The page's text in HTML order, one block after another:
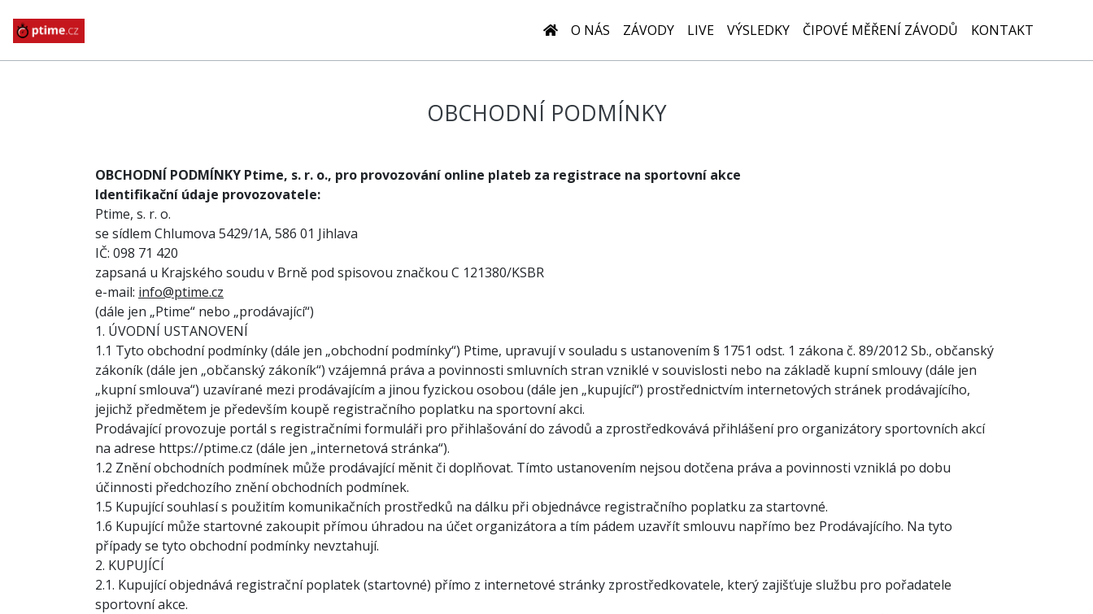
O NÁS ZÁVODY LIVE VÝSLEDKY ČIPOVÉ MĚŘENÍ ZÁVODŮ KONTAKT
OBCHODNÍ PODMÍNKY
OBCHODNÍ PODMÍNKY Ptime, s. r. o., pro provozování online plateb za registrace na sportovní akce
Identifikační údaje provozovatele:
Ptime, s. r. o.
se sídlem Chlumova 5429/1A, 586 01 Jihlava
IČ: 098 71 420
zapsaná u Krajského soudu v Brně pod spisovou značkou C 121380/KSBR
e-mail: info@ptime.cz
(dále jen „Ptime“ nebo „prodávající“)
1. ÚVODNÍ USTANOVENÍ
1.1 Tyto obchodní podmínky (dále jen „obchodní podmínky“) Ptime, upravují v souladu s ustanovením § 1751 odst. 1 zákona č. 89/2012 Sb., občanský
zákoník (dále jen „občanský zákoník“) vzájemná práva a povinnosti smluvních stran vzniklé v souvislosti nebo na základě kupní smlouvy (dále jen
„kupní smlouva“) uzavírané mezi prodávajícím a jinou fyzickou osobou (dále jen „kupující“) prostřednictvím internetových stránek prodávajícího,
jejichž předmětem je především koupě registračního poplatku na sportovní akci.
Prodávající provozuje portál s registračními formuláři pro přihlašování do závodů a zprostředkovává přihlášení pro organizátory sportovních akcí
na adrese https://ptime.cz (dále jen „internetová stránka“).
1.2 Znění obchodních podmínek může prodávající měnit či doplňovat. Tímto ustanovením nejsou dotčena práva a povinnosti vzniklá po dobu
účinnosti předchozího znění obchodních podmínek.
1.5 Kupující souhlasí s použitím komunikačních prostředků na dálku při objednávce registračního poplatku za startovné.
1.6 Kupující může startovné zakoupit přímou úhradou na účet organizátora a tím pádem uzavřít smlouvu napřímo bez Prodávajícího. Na tyto
případy se tyto obchodní podmínky nevztahují.
2. KUPUJÍCÍ
2.1. Kupující objednává registrační poplatek (startovné) přímo z internetové stránky zprostředkovatele, který zajišťuje službu pro pořadatele
sportovní akce.